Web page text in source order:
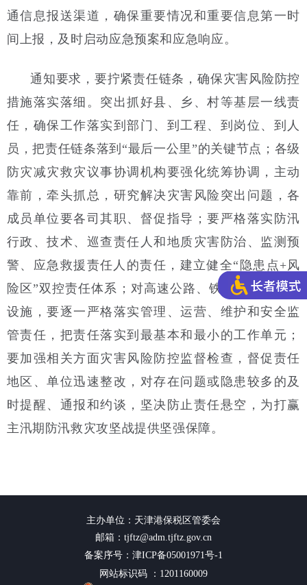
通信息报送渠道，确保重要情况和重要信息第一时
间上报，及时启动应急预案和应急响应。
通知要求，要拧紧责任链条，确保灾害风险防控
措施落实落细。突出抓好县、乡、村等基层一线责
任，确保工作落实到部门、到工程、到岗位、到人
员，把责任链条落到“最后一公里”的关键节点；各级
防灾减灾救灾议事协调机构要强化统筹协调，主动
靠前，牵头抓总，研究解决灾害风险突出问题，各
成员单位要各司其职、督促指导；要严格落实防汛
行政、技术、巡查责任人和地质灾害防治、监测预
警、应急救援责任人的责任，建立健全“隐患点+风
险区”双控责任体系；对高速公路、铁路等重大基础
设施，要逐一严格落实管理、运营、维护和安全监
管责任，把责任落实到最基本和最小的工作单元；
要加强相关方面灾害风险防控监督检查，督促责任
地区、单位迅速整改，对存在问题或隐患较多的及
时提醒、通报和约谈，坚决防止责任悬空，为打赢
主汛期防汛救灾攻坚战提供坚强保障。
主办单位：天津港保税区管委会
邮箱：tjftz@adm.tjftz.gov.cn
备案序号：津ICP备05001971号-1
网站标识码 ：1201160009